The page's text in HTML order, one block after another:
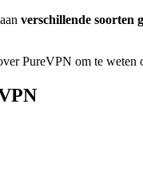
verschillende soorten
PureVPN om te weten